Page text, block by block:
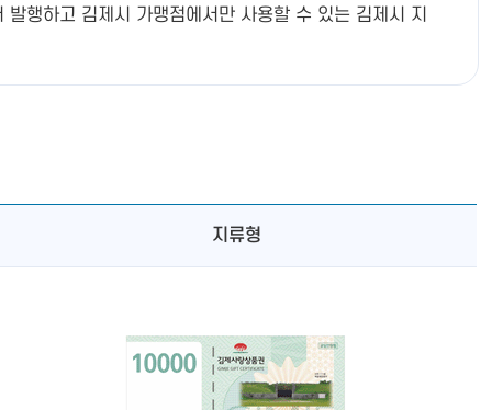
행하고 김제시 가맹점에서만 사용할 수 있는 김제시 지
지류형